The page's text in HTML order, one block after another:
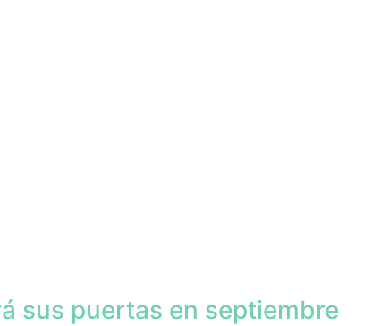
sus puertas en septiembre